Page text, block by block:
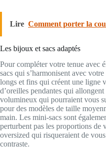
Lire Comment porter la
Les bijoux et sacs adaptés
Pour compléter votre tenue avec
sacs qui s’harmonisent avec
longs et fins qui créent une ligne
d’oreilles pendantes qui
volumineux qui pourraient vous
pour des modèles de taille
main. Les mini-sacs sont
perturbent pas les proportions de
oversized qui risqueraient de
contraste.